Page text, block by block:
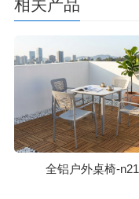
相关产品
全铝户外桌椅-n21